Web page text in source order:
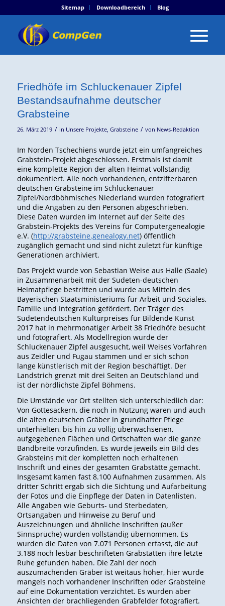
Sitemap Downloadbereich Blog
Friedhöfe im Schluckenauer Zipfel
Bestandsaufnahme deutscher
Grabsteine
26. März 2019 / in Unsere Projekte, Grabsteine / von News-Redaktion
Im Norden Tschechiens wurde jetzt ein umfangreiches
Grabstein-Projekt abgeschlossen. Erstmals ist damit
eine komplette Region der alten Heimat vollständig
dokumentiert. Alle noch vorhandenen, entzifferbaren
deutschen Grabsteine im Schluckenauer
Zipfel/Nordböhmisches Niederland wurden fotografiert
und die Angaben zu den Personen abgeschrieben.
Diese Daten wurden im Internet auf der Seite des
Grabstein-Projekts des Vereins für Computergenealogie
e.V. (http://grabsteine.genealogy.net) öffentlich
zugänglich gemacht und sind nicht zuletzt für künftige
Generationen archiviert.
Das Projekt wurde von Sebastian Weise aus Halle (Saale)
in Zusammenarbeit mit der Sudeten-deutschen
Heimatpflege bestritten und wurde aus Mitteln des
Bayerischen Staatsministeriums für Arbeit und Soziales,
Familie und Integration gefördert. Der Träger des
Sudetendeutschen Kulturpreises für Bildende Kunst
2017 hat in mehrmonatiger Arbeit 38 Friedhöfe besucht
und fotografiert. Als Modellregion wurde der
Schluckenauer Zipfel ausgesucht, weil Weises Vorfahren
aus Zeidler und Fugau stammen und er sich schon
lange künstlerisch mit der Region beschäftigt. Der
Landstrich grenzt mit drei Seiten an Deutschland und
ist der nördlichste Zipfel Böhmens.
Die Umstände vor Ort stellten sich unterschiedlich dar:
Von Gottesackern, die noch in Nutzung waren und auch
die alten deutschen Gräber in grundhafter Pflege
unterhielten, bis hin zu völlig überwachsenen,
aufgegebenen Flächen und Ortschaften war die ganze
Bandbreite vorzufinden. Es wurde jeweils ein Bild des
Grabsteins mit der kompletten noch erhaltenen
Inschrift und eines der gesamten Grabstätte gemacht.
Insgesamt kamen fast 8.100 Aufnahmen zusammen. Als
dritter Schritt ergab sich die Sichtung und Aufarbeitung
der Fotos und die Einpflege der Daten in Datenlisten.
Alle Angaben wie Geburts- und Sterbedaten,
Ortsangaben und Hinweise zu Beruf und
Auszeichnungen und ähnliche Inschriften (außer
Sinnsprüche) wurden vollständig übernommen. Es
wurden die Daten von 7.071 Personen erfasst, die auf
3.188 noch lesbar beschrifteten Grabstätten ihre letzte
Ruhe gefunden haben. Die Zahl der noch
auszumachenden Gräber ist weitaus höher, hier wurde
mangels noch vorhandener Inschriften oder Grabsteine
auf eine Dokumentation verzichtet. Es wurden aber
Ansichten der brachliegenden Grabfelder fotografiert.